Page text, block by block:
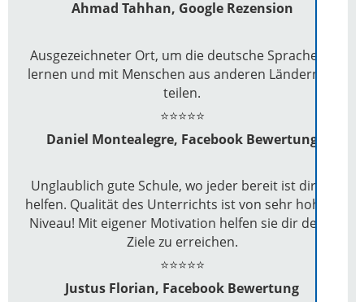
Ahmad Tahhan, Google Rezension
Ausgezeichneter Ort, um die deutsche Sprache zu
lernen und mit Menschen aus anderen Ländern zu
teilen.
⭐⭐⭐⭐⭐
Daniel Montealegre, Facebook Bewertung
Unglaublich gute Schule, wo jeder bereit ist dir zu
helfen. Qualität des Unterrichts ist von sehr hohem
Niveau! Mit eigener Motivation helfen sie dir deine
Ziele zu erreichen.
⭐⭐⭐⭐⭐
Justus Florian, Facebook Bewertung